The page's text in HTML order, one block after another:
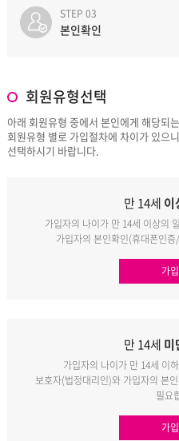
STEP 03
본인확인
회원유형선택
아래 회원유형 중에서 본인에게 해당되
회원유형 별로 가입절차에 차이가 있으
선택하시기 바랍니다.
만 14세 이
가입자의 나이가 만 14세 이상의
가입자의 본인확인(휴대폰인
가
만 14세 미
가입자의 나이가 만 14세 이
보호자(법정대리인)와 가입자의 본
필요
가